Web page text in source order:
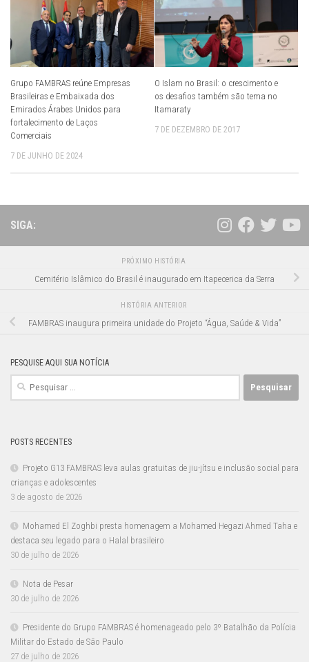
Grupo FAMBRAS reúne Empresas
Brasileiras e Embaixada dos
Emirados Árabes Unidos para
fortalecimento de Laços
Comerciais
7 DE JUNHO DE 2024
O Islam no Brasil: o crescimento e
os desafios também são tema no
Itamaraty
7 DE DEZEMBRO DE 2017
SIGA:
PRÓXIMO HISTÓRIA
Cemitério Islâmico do Brasil é inaugurado em Itapecerica da Serra
HISTÓRIA ANTERIOR
FAMBRAS inaugura primeira unidade do Projeto “Água, Saúde & Vida”
PESQUISE AQUI SUA NOTÍCIA
Pesquisar
POSTS RECENTES
Projeto G13 FAMBRAS leva aulas gratuitas de jiu-jítsu e inclusão social para
crianças e adolescentes
3 de agosto de 2026
Mohamed El Zoghbi presta homenagem a Mohamed Hegazi Ahmed Taha e
destaca seu legado para o Halal brasileiro
30 de julho de 2026
Nota de Pesar
30 de julho de 2026
Presidente do Grupo FAMBRAS é homenageado pelo 3º Batalhão da Polícia
Militar do Estado de São Paulo
27 de julho de 2026